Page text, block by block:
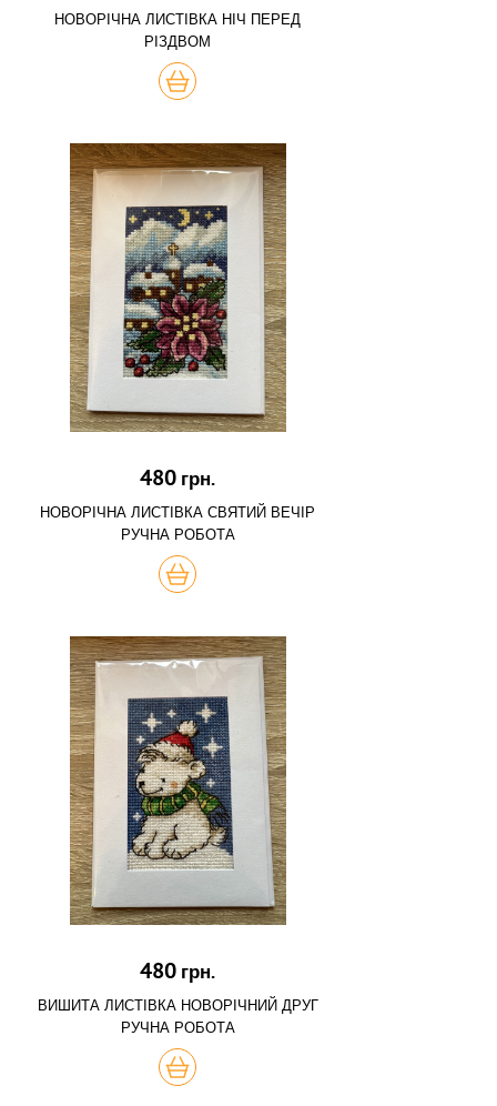
НОВОРІЧНА ЛИСТІВКА НІЧ ПЕРЕД
РІЗДВОМ
КУПИТЬ
480 грн.
НОВОРІЧНА ЛИСТІВКА СВЯТИЙ ВЕЧІР
РУЧНА РОБОТА
КУПИТЬ
480 грн.
ВИШИТА ЛИСТІВКА НОВОРІЧНИЙ ДРУГ
РУЧНА РОБОТА
КУПИТЬ